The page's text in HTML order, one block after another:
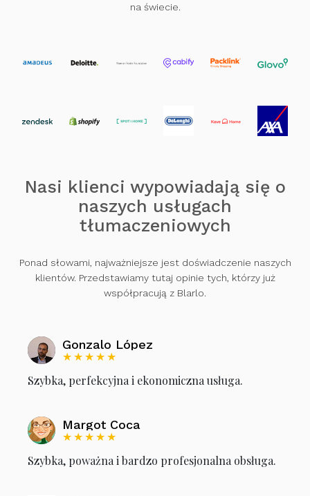
na świecie.
Nasi klienci wypowiadają się o
naszych usługach
tłumaczeniowych
Ponad słowami, najważniejsze jest doświadczenie naszych
klientów. Przedstawiamy tutaj opinie tych, którzy już
współpracują z Blarlo.
Gonzalo López
★★★★★
Szybka, perfekcyjna i ekonomiczna usługa.
Margot Coca
★★★★★
Szybka, poważna i bardzo profesjonalna obsługa.